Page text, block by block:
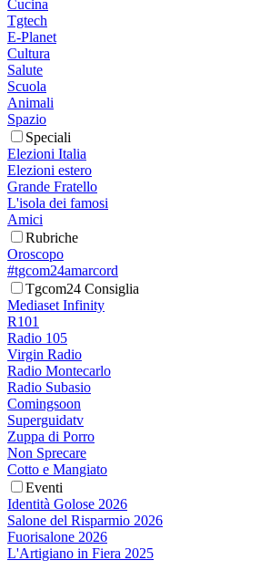
Cucina
Tgtech
E-Planet
Cultura
Salute
Scuola
Animali
Spazio
Speciali
Elezioni Italia
Elezioni estero
Grande Fratello
L'isola dei famosi
Amici
Rubriche
Oroscopo
#tgcom24amarcord
Tgcom24 Consiglia
Mediaset Infinity
R101
Radio 105
Virgin Radio
Radio Montecarlo
Radio Subasio
Comingsoon
Superguidatv
Zuppa di Porro
Non Sprecare
Cotto e Mangiato
Eventi
Identità Golose 2026
Salone del Risparmio 2026
Fuorisalone 2026
L'Artigiano in Fiera 2025